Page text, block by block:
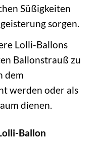
Süßigkeiten
sorgen.
Lolli-Ballons
Ballonstrauß zu
dem
werden oder als
dienen.
Ballon